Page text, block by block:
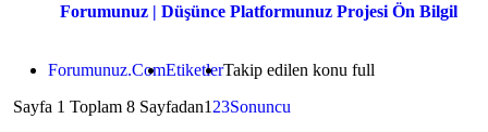
Forumunuz | Düşünce Platformunuz Projesi Ön
Forumunuz.ComEtiketlerTakip edilen konu full
Sayfa 1 Toplam 8 Sayfadan1 23Sonuncu